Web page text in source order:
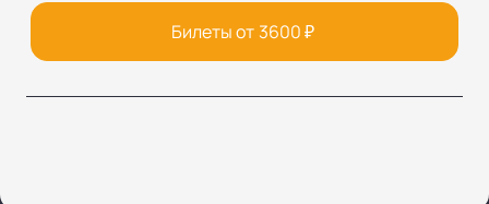
Билеты от 3600₽